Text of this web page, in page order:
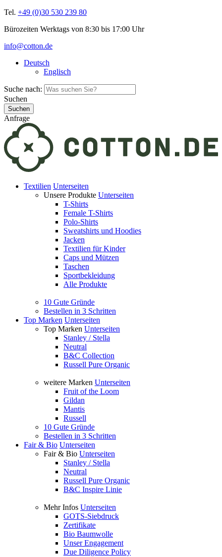
Tel. +49 (0)30 530 239 80
Bürozeiten Werktags von 8:30 bis 17:00 Uhr
info@cotton.de
Deutsch
Englisch
Suche nach:
Suchen
Anfrage
Textilien Unterseiten
Unsere Produkte Unterseiten
T-Shirts
Female T-Shirts
Polo-Shirts
Sweatshirts und Hoodies
Jacken
Textilien für Kinder
Caps und Mützen
Taschen
Sportbekleidung
Alle Produkte
10 Gute Gründe
Bestellen in 3 Schritten
Top Marken Unterseiten
Top Marken Unterseiten
Stanley / Stella
Neutral
B&C Collection
Russell Pure Organic
weitere Marken Unterseiten
Fruit of the Loom
Gildan
Mantis
Russell
10 Gute Gründe
Bestellen in 3 Schritten
Fair & Bio Unterseiten
Fair & Bio Unterseiten
Stanley / Stella
Neutral
Russell Pure Organic
B&C Inspire Linie
Mehr Infos Unterseiten
GOTS-Siebdruck
Zertifikate
Bio Baumwolle
Unser Engagement
Due Diligence Policy